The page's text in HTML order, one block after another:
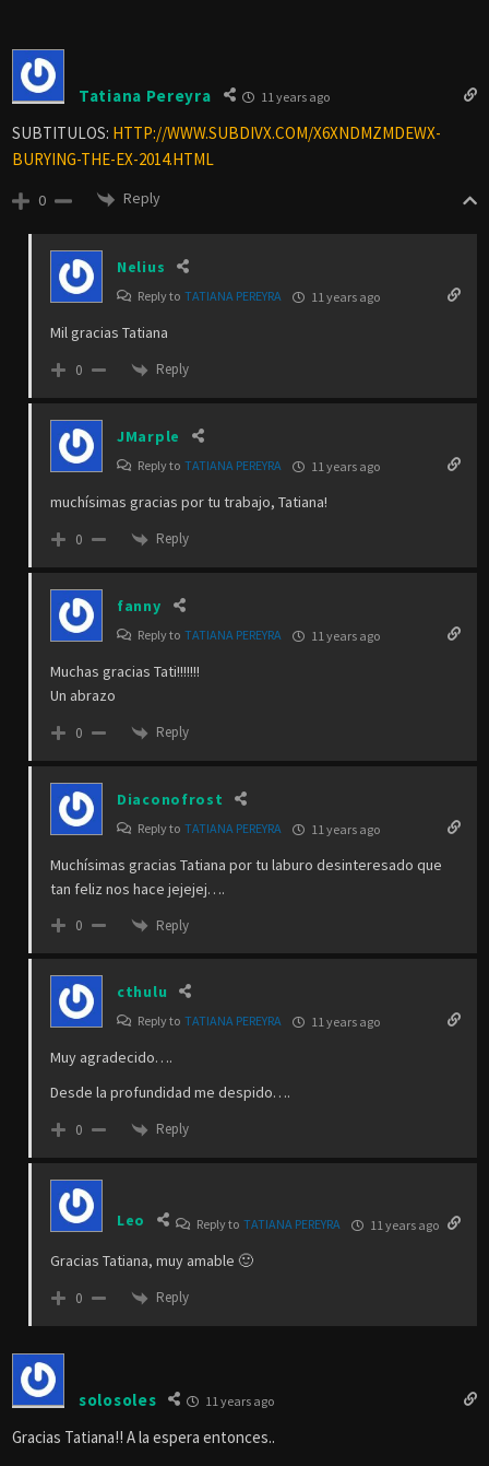
Tatiana Pereyra 11 years ago
SUBTITULOS: HTTP://WWW.SUBDIVX.COM/X6XNDMZMDEWX-
BURYING-THE-EX-2014.HTML
0 Reply
Nelius
Reply to TATIANA PEREYRA 11 years ago
Mil gracias Tatiana
0 Reply
JMarple
Reply to TATIANA PEREYRA 11 years ago
muchísimas gracias por tu trabajo, Tatiana!
0 Reply
fanny
Reply to TATIANA PEREYRA 11 years ago
Muchas gracias Tati!!!!!!!
Un abrazo
0 Reply
Diaconofrost
Reply to TATIANA PEREYRA 11 years ago
Muchísimas gracias Tatiana por tu laburo desinteresado que
tan feliz nos hace jejejej….
0 Reply
cthulu
Reply to TATIANA PEREYRA 11 years ago
Muy agradecido….
Desde la profundidad me despido….
0 Reply
Leo Reply toTATIANA PEREYRA 11 years ago
Gracias Tatiana, muy amable 🙂
0 Reply
solosoles 11 years ago
Gracias Tatiana!! A la espera entonces..